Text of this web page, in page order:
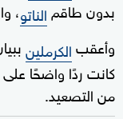
بدون طاقم الناتو،
وأعقبالكرملين
كانت ردًا واضحًا
من التصعيد.